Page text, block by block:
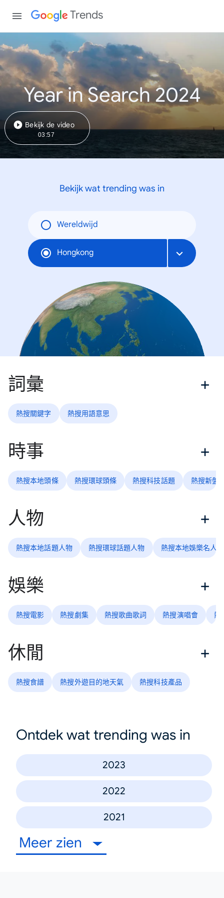
Trends
Year in Search 2024
Bekijk de video
03:57
Bekijk wat trending was in
Wereldwijd
Hongkong
詞彙
熱搜關鍵字 熱搜用語意思
時事
熱搜本地頭條 熱搜環球頭條 熱搜科技話題 熱搜新盤
人物
熱搜本地話題人物 熱搜環球話題人物 熱搜本地娛樂名人
娛樂
熱搜電影 熱搜劇集 熱搜歌曲歌詞 熱搜演唱會 熱
休閒
熱搜食譜 熱搜外遊目的地天氣 熱搜科技產品
Ontdek wat trending was in
2023
2022
2021
Meer zien